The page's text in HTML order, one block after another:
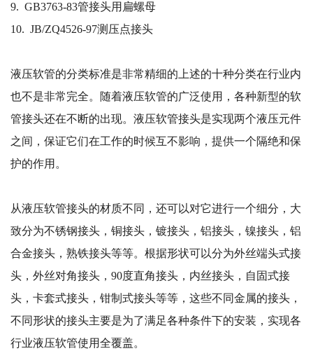
9. GB3763-83管接头用扁螺母
10. JB/ZQ4526-97测压点接头
液压软管的分类标准是非常精细的上述的十种分类在行业内
也不是非常完全。随着液压软管的广泛使用，各种新型的软
管接头还在不断的出现。液压软管接头是实现两个液压元件
之间，保证它们在工作的时候互不影响，提供一个隔绝和保
护的作用。
从液压软管接头的材质不同，还可以对它进行一个细分，大
致分为不锈钢接头，铜接头，镀接头，铝接头，镍接头，铝
合金接头，熟铁接头等等。根据形状可以分为外丝端头式接
头，外丝对角接头，90度直角接头，内丝接头，自固式接
头，卡套式接头，钳制式接头等等，这些不同金属的接头，
不同形状的接头主要是为了满足各种条件下的安装，实现各
行业液压软管使用全覆盖。